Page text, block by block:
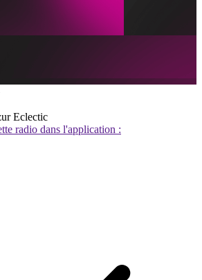
Eclectic
radio dans l'application :